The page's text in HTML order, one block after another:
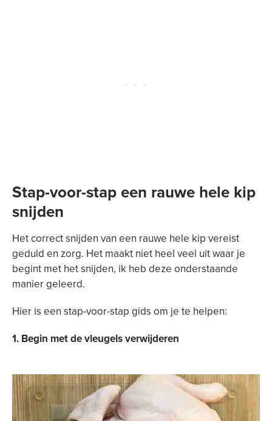
Stap-voor-stap een rauwe hele kip
snijden
Het correct snijden van een rauwe hele kip vereist
geduld en zorg. Het maakt niet heel veel uit waar je
begint met het snijden, ik heb deze onderstaande
manier geleerd.
Hier is een stap-voor-stap gids om je te helpen:
1. Begin met de vleugels verwijderen